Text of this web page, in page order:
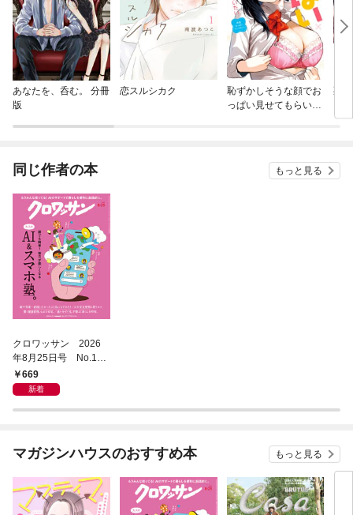
あなたを、呑む。 分冊
版
恋スルシカク
恥ずかしそうな顔でお
っぱい見せてもらいた
死
目
同じ作者の本 もっと見る
クロワッサン 2026
年8月25日号 No.117
1 [大人のAI＆スマホ
塾。]
669
新着
マガジンハウスのおすすめ本 もっと見る